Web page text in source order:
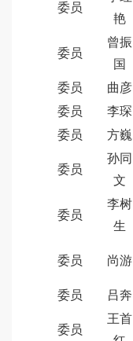
委员
艳
委员
曾振
国
委员 曲彦
委员
李琛
委员
方巍
委员
孙同
文
委员
李树
生
委员 尚游
委员
吕奔
委员
王首